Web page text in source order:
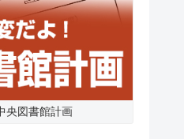
央図書館計画